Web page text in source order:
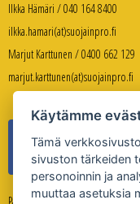
Ilkka Hämäri / 040 164 8400
ilkka.hamari(at)suojainpro.fi
Marjut Karttunen / 0400 662 129
marjut.karttunen(at)suojainpro.fi
Käytämme
Tämä
sivuston tärkeiden
personoinnin ja
muuttaa asetuksia